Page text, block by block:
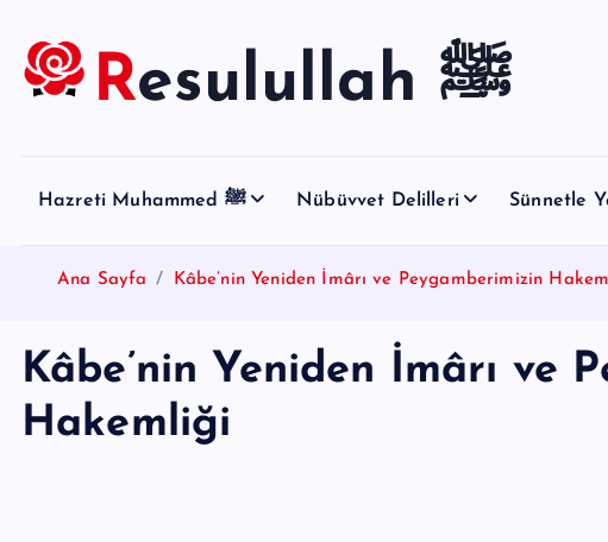
Resulullah ﷺ
Hazreti Muhammed ﷺ Nübüvvet Delilleri Sünnetle
Ana Sayfa Kâbe’nin Yeniden İmârı ve Peygamberimizin
Kâbe’nin Yeniden İmârı ve
Hakemliği